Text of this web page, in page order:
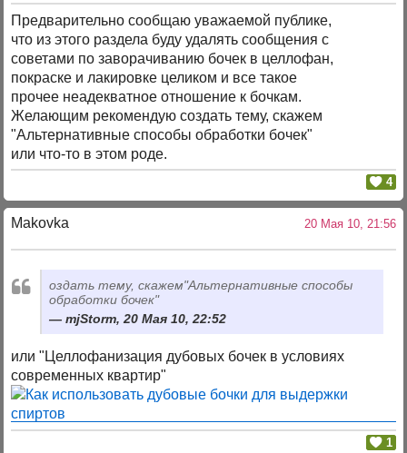
Предварительно сообщаю уважаемой публике,
что из этого раздела буду удалять сообщения с
советами по заворачиванию бочек в целлофан,
покраске и лакировке целиком и все такое
прочее неадекватное отношение к бочкам.
Желающим рекомендую создать тему, скажем
"Альтернативные способы обработки бочек"
или что-то в этом роде.
4
Makovka 20 Мая 10, 21:56
оздать тему, скажем"Альтернативные способы
обработки бочек"
mjStorm, 20 Мая 10, 22:52
или "Целлофанизация дубовых бочек в условиях
современных квартир"
1